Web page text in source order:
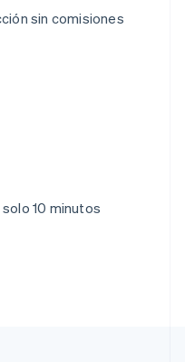
sin comisiones
10 minutos